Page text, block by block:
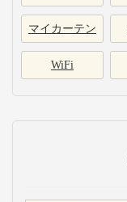
マイカーテン
WiFi